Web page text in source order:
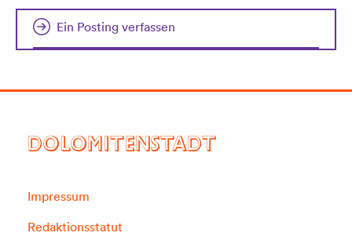
Ein Posting verfassen
DOLOMITENSTADT
Impressum
Redaktionsstatut